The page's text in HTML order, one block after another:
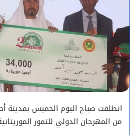
انطلقت صباح اليوم الخميس بمدينة
من المهرجان الدولي للتمور